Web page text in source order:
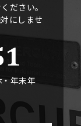
ださい。
にしませ
年末年